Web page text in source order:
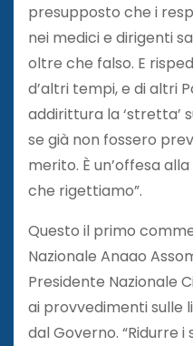
presupposto che i
nei medici e dirigenti
oltre che falso. E
d’altri tempi, e di altri
addirittura la ‘stretta’
se già non fossero
merito. È un’offesa
che rigettiamo”.
Questo il primo
Nazionale Anaao
Presidente Nazionale
ai provvedimenti sulle
dal Governo. “Ridurre